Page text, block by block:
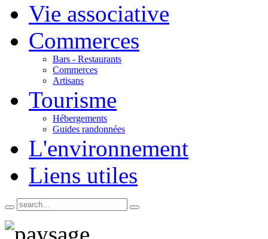
Vie associative
Commerces
Bars - Restaurants
Commerces
Artisans
Tourisme
Hébergements
Guides randonnées
L'environnement
Liens utiles